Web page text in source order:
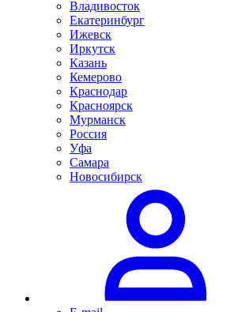
Владивосток
Екатеринбург
Ижевск
Иркутск
Казань
Кемерово
Краснодар
Красноярск
Мурманск
Россия
Уфа
Самара
Новосибирск